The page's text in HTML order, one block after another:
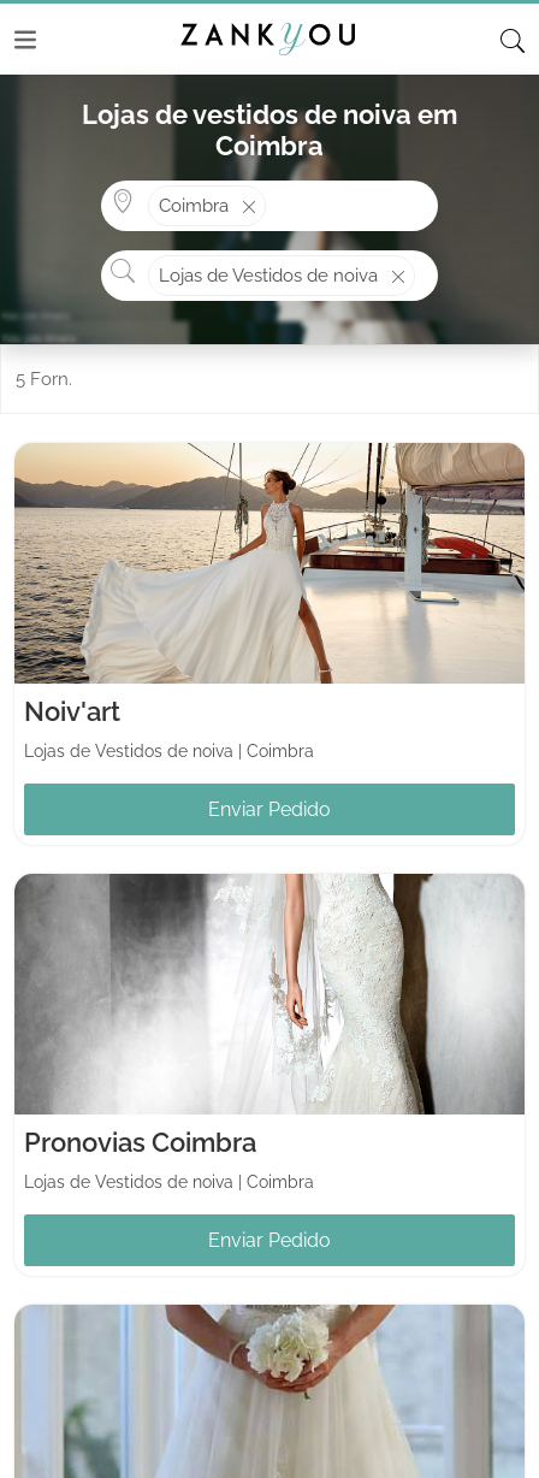
Lojas de vestidos de noiva em
Coimbra
Coimbra
O que procura?
Lojas de Vestidos de noiva
5 Forn.
Noiv'art
Lojas de Vestidos de noiva Coimbra
Enviar Pedido
Pronovias Coimbra
Lojas de Vestidos de noiva Coimbra
Enviar Pedido